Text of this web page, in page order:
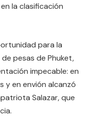
la clasificación
para la
pesas de Phuket,
impecable: en
y en envión alcanzó
Salazar, que